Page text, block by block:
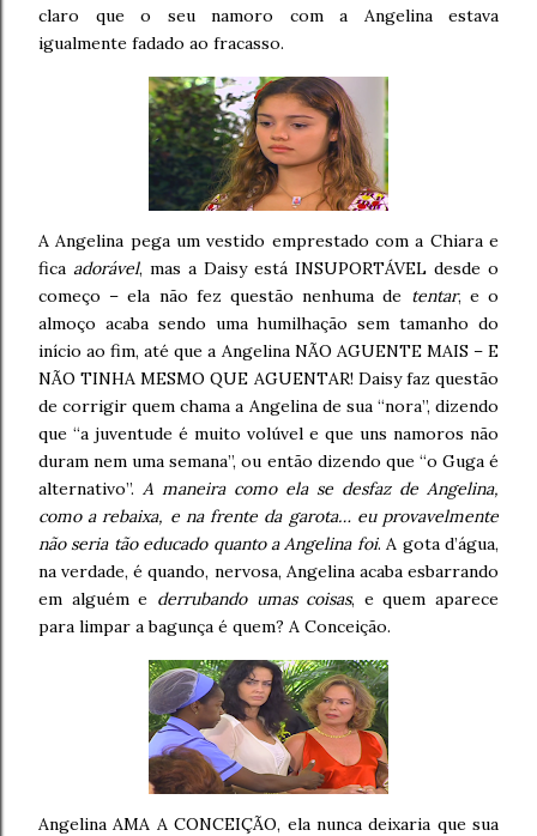
claro que o seu namoro com a Angelina estava
igualmente fadado ao fracasso.
A Angelina pega um vestido emprestado com a Chiara e
fica adorável, mas a Daisy está INSUPORTÁVEL desde o
começo – ela não fez questão nenhuma de tentar, e o
almoço acaba sendo uma humilhação sem tamanho do
início ao fim, até que a Angelina NÃO AGUENTE MAIS – E
NÃO TINHA MESMO QUE AGUENTAR! Daisy faz questão
de corrigir quem chama a Angelina de sua “nora”, dizendo
que “a juventude é muito volúvel e que uns namoros não
duram nem uma semana”, ou então dizendo que “o Guga é
alternativo”. A maneira como ela se desfaz de Angelina,
como a rebaixa, e na frente da garota… eu provavelmente
não seria tão educado quanto a Angelina foi. A gota d’água,
na verdade, é quando, nervosa, Angelina acaba esbarrando
em alguém e derrubando umas coisas, e quem aparece
para limpar a bagunça é quem? A Conceição.
Angelina AMA A CONCEIÇÃO, ela nunca deixaria que sua